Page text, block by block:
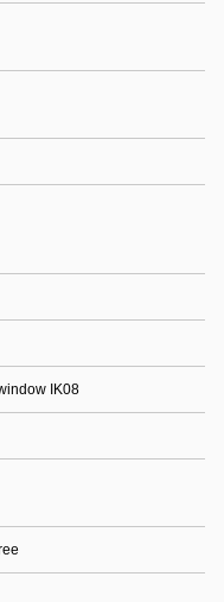
IK08